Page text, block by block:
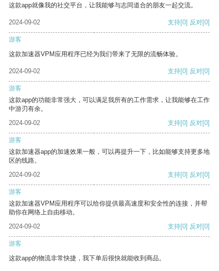
这款app就像我的社交平台，让我能够与志同道合的朋友一起交流。
2024-09-02 支持[0] 反对[0]
游客
这款加速器VPM应用程序已经为我们带来了无限的流畅体验。
2024-09-02 支持[0] 反对[0]
游客
这款app的功能非常强大，可以满足我所有的工作需求，让我能够在工作
中游刃有余。
2024-09-02
支持[0] 反对[0]
游客
这款加速器app的加速效果一般，可以再提升一下，比如能够支持更多地
区的线路。
2024-09-02
支持[0] 反对[0]
游客
这款加速器VPM应用程序可以给你提供最高速度和安全性的连接，并帮
助你在网络上自由移动。
2024-09-02
支持[0] 反对[0]
游客
这款app的物流非常快捷，我下单后很快就能收到商品。